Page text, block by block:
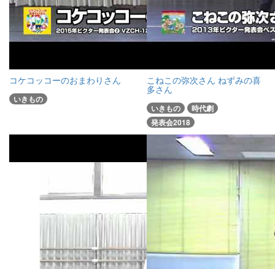
コケコッコーのおまわりさん
いきもの
こねこの弥次さん ねずみの喜
多さん
いきもの
時代劇
発表会2018